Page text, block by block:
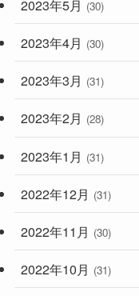
2023年5月 (30)
2023年4月 (30)
2023年3月 (31)
2023年2月 (28)
2023年1月 (31)
2022年12月 (31)
2022年11月 (30)
2022年10月 (31)